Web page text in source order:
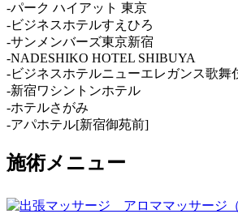
-パーク ハイアット 東京
-ビジネスホテルすえひろ
-サンメンバーズ東京新宿
-NADESHIKO HOTEL SHIBUYA
-ビジネスホテルニューエレガンス歌舞
-新宿ワシントンホテル
-ホテルさがみ
-アパホテル[新宿御苑前]
施術メニュー